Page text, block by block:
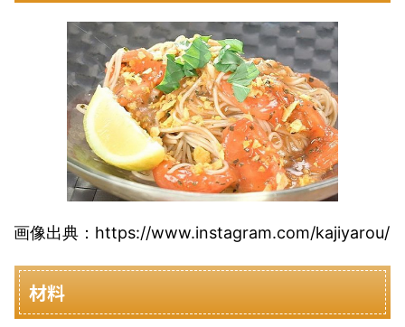
画像出典：https://www.instagram.com/kajiyarou/
材料